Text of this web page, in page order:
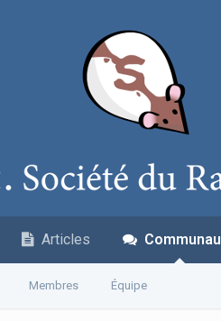
Articles
Membres Équipe